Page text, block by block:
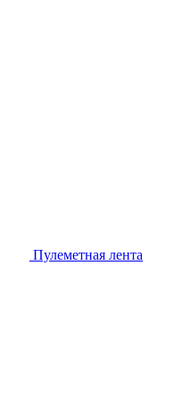
Пулеметная лента